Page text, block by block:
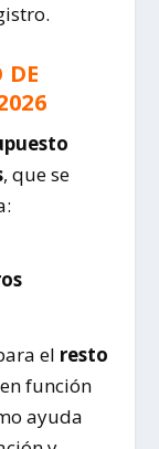
DE
, que se
el resto
función
ayuda